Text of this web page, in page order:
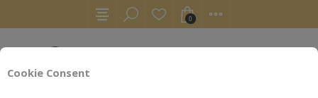
Cookie Consent
0